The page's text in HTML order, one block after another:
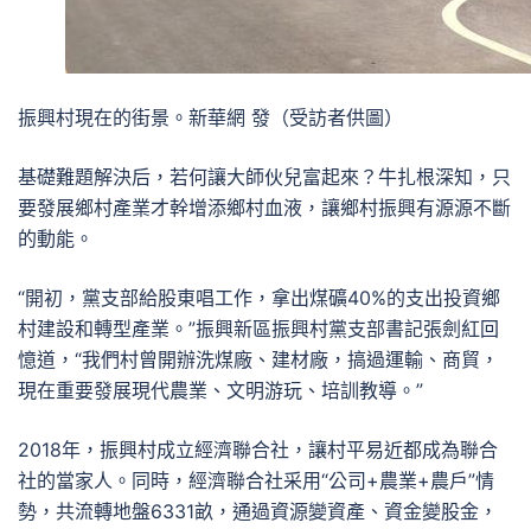
振興村現在的街景。新華網 發（受訪者供圖）
基礎難題解決后，若何讓大師伙兒富起來？牛扎根深知，只
要發展鄉村產業才幹增添鄉村血液，讓鄉村振興有源源不斷
的動能。
“開初，黨支部給股東唱工作，拿出煤礦40%的支出投資鄉
村建設和轉型產業。”振興新區振興村黨支部書記張劍紅回
憶道，“我們村曾開辦洗煤廠、建材廠，搞過運輸、商貿，
現在重要發展現代農業、文明游玩、培訓教導。”
2018年，振興村成立經濟聯合社，讓村平易近都成為聯合
社的當家人。同時，經濟聯合社采用“公司+農業+農戶”情
勢，共流轉地盤6331畝，通過資源變資產、資金變股金，